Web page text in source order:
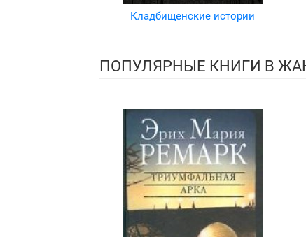
Кладбищенские истории
ПОПУЛЯРНЫЕ КНИГИ В